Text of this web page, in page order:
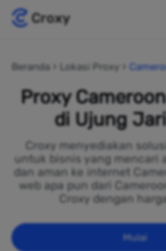
Beranda Lokasi Proxy
Proxy
di Ujung
Croxy menyediakan
untuk bisnis yang mencari
dan aman ke internet
web apa pun dari
Croxy dengan
Mulai